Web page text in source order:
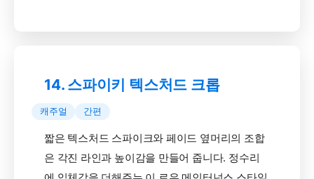
14. 스파이키 텍스처드 크롭
캐주얼 간편
짧은 텍스처드 스파이크와 페이드 옆머리의 조합
은 각진 라인과 높이감을 만들어 줍니다. 정수리